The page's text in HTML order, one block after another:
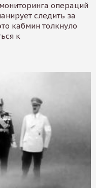
операций
следить за
кабмин толкнуло
к